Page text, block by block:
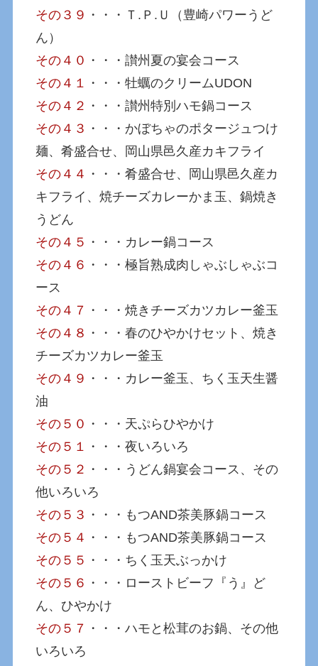
その３９ ・・・Ｔ.Ｐ.Ｕ（豊崎パワーうど
ん）
その４０ ・・・讃州夏の宴会コース
その４１ ・・・牡蠣のクリームUDON
その４２ ・・・讃州特別ハモ鍋コース
その４３ ・・・かぼちゃのポタージュつけ
麺、肴盛合せ、岡山県邑久産カキフライ
その４４ ・・・肴盛合せ、岡山県邑久産カ
キフライ、焼チーズカレーかま玉、鍋焼き
うどん
その４５ ・・・カレー鍋コース
その４６ ・・・極旨熟成肉しゃぶしゃぶコ
ース
その４７ ・・・焼きチーズカツカレー釜玉
その４８ ・・・春のひやかけセット、焼き
チーズカツカレー釜玉
その４９ ・・・カレー釜玉、ちく玉天生醤
油
その５０ ・・・天ぷらひやかけ
その５１ ・・・夜いろいろ
その５２ ・・・うどん鍋宴会コース、その
他いろいろ
その５３ ・・・もつAND茶美豚鍋コース
その５４ ・・・もつAND茶美豚鍋コース
その５５ ・・・ちく玉天ぶっかけ
その５６ ・・・ローストビーフ『う』ど
ん、ひやかけ
その５７ ・・・ハモと松茸のお鍋、その他
いろいろ